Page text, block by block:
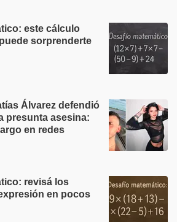
este cálculo
sorprenderte
Álvarez defendió
presunta asesina:
en redes
revisá los
en pocos